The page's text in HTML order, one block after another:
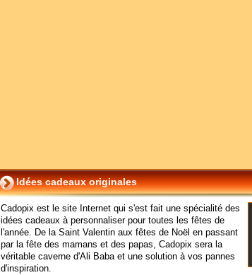
Idées cadeaux originales
Cadopix est le site Internet qui s'est fait une spécialité des
idées cadeaux à personnaliser pour toutes les fêtes de
l'année. De la Saint Valentin aux fêtes de Noël en passant
par la fête des mamans et des papas, Cadopix sera la
véritable caverne d'Ali Baba et une solution à vos pannes
d'inspiration.